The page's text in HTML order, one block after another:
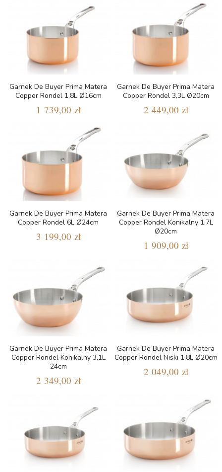
Garnek De Buyer Prima Matera
Copper Rondel 1,8L Ø16cm
1 739,00 zł
Garnek De Buyer Prima Matera
Copper Rondel 3,3L Ø20cm
2 449,00 zł
Garnek De Buyer Prima Matera
Copper Rondel 6L Ø24cm
3 199,00 zł
Garnek De Buyer Prima Matera
Copper Rondel Konikalny 1,7L
Ø20cm
1 909,00 zł
Garnek De Buyer Prima Matera
Copper Rondel Konikalny 3,1L
24cm
2 349,00 zł
Garnek De Buyer Prima Matera
Copper Rondel Niski 1,8L Ø20cm
2 049,00 zł